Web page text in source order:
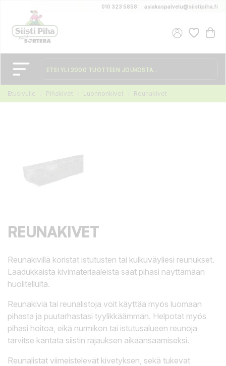
010 323 5858 asiakaspalvelu@siistipiha.fi
Etusivulle Pihakivet Luonnonkivet Reunakivet
REUNAKIVET
Reunakivillä koristat istutusten tai kulkuväyliesi reunukset.
Laadukkaista kivimateriaaleista saat pihasi näyttämään
huolitellulta.
Reunakiviä tai reunalistoja voit käyttää myös luomaan
pihasta ja puutarhastasi tyylikkäämmän. Helpotat myös
pihasi hoitoa, eikä nurmikon tai istutusalueen reunoja
tarvitse kantata siistin rajauksen aikaansaamiseksi.
Reunalistat viimeistelevät kivetyksen, sekä tukevat